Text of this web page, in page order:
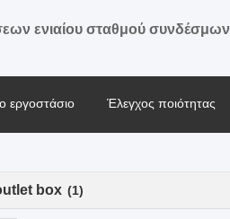
ενιαίου σταθμού συνδέσμων
εργοστάσιο Έλεγχος ποιότητας
box (1)